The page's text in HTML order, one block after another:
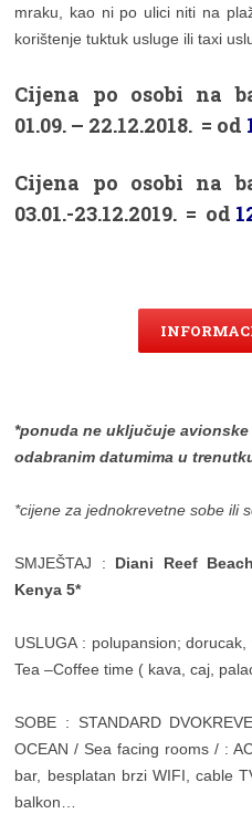
mraku, kao ni po ulici niti na
korištenje tuktuk usluge ili taxi
Cijena po osobi na
01.09. – 22.12.2018. = od
Cijena po osobi na
03.01.-23.12.2019. = od
*ponuda ne uključuje
odabranim datumima u
*cijene za jednokrevetne sobe ili
SMJEŠTAJ : Diani Reef
Kenya 5*
USLUGA : polupansion;
Tea –Coffee time ( kava, caj,
SOBE : STANDARD
OCEAN / Sea facing rooms / :
bar, besplatan brzi WIFI, cable
balkon…